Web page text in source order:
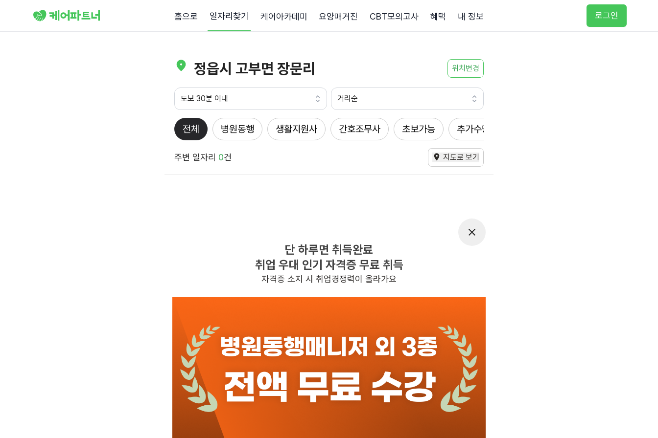
홈으로 일자리찾기 케어아카데미 요양매거진 CBT모의고사 혜택 내 정보 로그인
정읍시 고부면 장문리 위치변경
도보 30분 이내 거리순
전체 병원동행 생활지원사 간호조무사 초보가능 추가수당
주변 일자리 0건 지도로 보기
찾으시는 조건의 일자리가 없습니다
더욱더 노력하는 케어파트너가 되겠습니다.
단 하루면 취득완료
취업 우대 인기 자격증 무료 취득
자격증 소지 시 취업경쟁력이 올라가요